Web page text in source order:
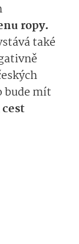
ropy.
také
bude mít